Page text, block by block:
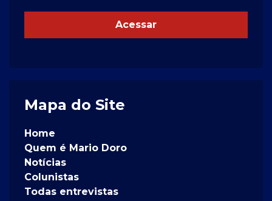
Acessar
Mapa do Site
Home
Quem é Mario Doro
Notícias
Colunistas
Todas entrevistas